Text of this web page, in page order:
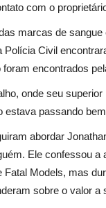
com o
marcas de
Civil
encontrados
onde seu
estava passando
abordar
Ele confessou a
Models, mas
sobre o valor a